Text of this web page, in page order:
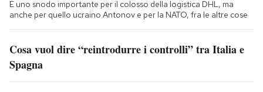
È uno snodo importante per il colosso della logistica DHL, ma
anche per quello ucraino Antonov e per la NATO, fra le altre cose
Cosa vuol dire “reintrodurre i controlli” tra Italia e
Spagna